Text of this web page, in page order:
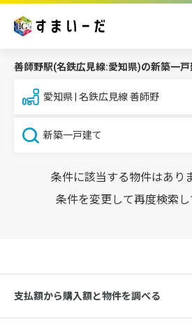
善師野駅(名鉄広見線:愛知県)の新築一戸
愛知県 | 名鉄広見線 善師野
新築一戸建て
条件に該当する物件はあり
条件を変更して再度検索し
支払額から購入額と物件を調べる